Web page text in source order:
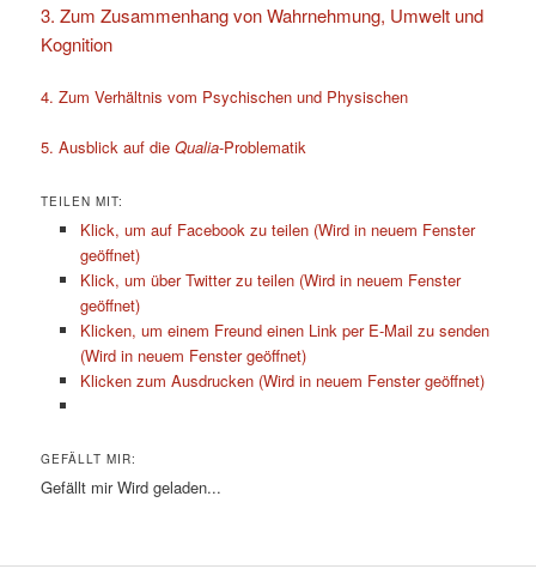
3. Zum Zusammenhang von Wahrnehmung, Umwelt und
Kognition
4. Zum Verhältnis vom Psychischen und Physischen
5. Ausblick auf dieQualia-Problematik
TEILEN MIT:
Klick, um auf Facebook zu teilen (Wird in neuem Fenster
geöffnet)
Klick, um über Twitter zu teilen (Wird in neuem Fenster
geöffnet)
Klicken, um einem Freund einen Link per E-Mail zu senden
(Wird in neuem Fenster geöffnet)
Klicken zum Ausdrucken (Wird in neuem Fenster geöffnet)
GEFÄLLT MIR:
Gefällt mir Wird geladen...